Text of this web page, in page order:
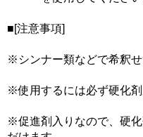
■[注意事項]
※シンナー類などで希釈せ
※使用するには必ず硬化剤
※促進剤入りなので、硬